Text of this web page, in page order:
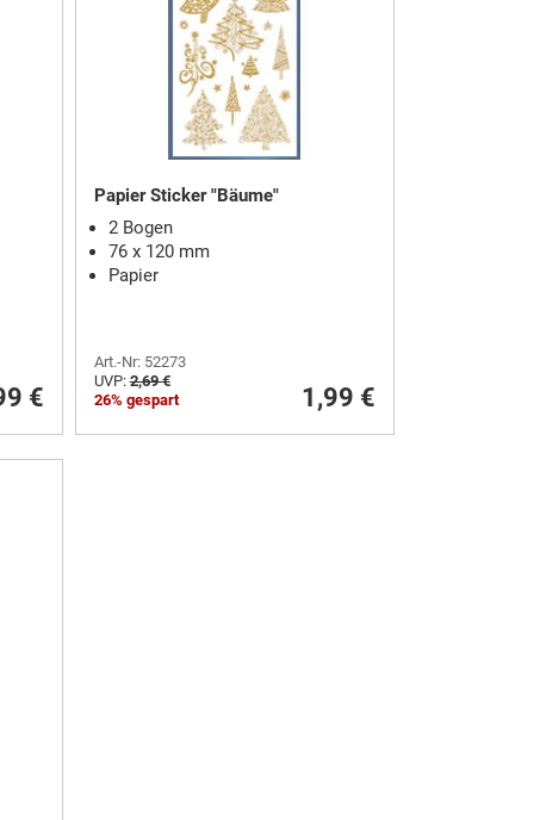
€
Papier Sticker "Bäume"
2 Bogen
76 x 120 mm
Papier
Art.-Nr: 52273
UVP:2,69 €
26% gespart
1,99 €